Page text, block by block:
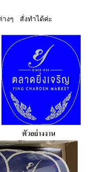
างๆ สั่งทำได้ค่ะ